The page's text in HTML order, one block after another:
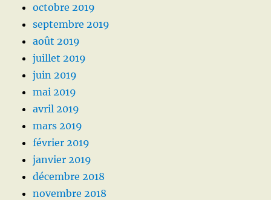
octobre 2019
septembre 2019
août 2019
juillet 2019
juin 2019
mai 2019
avril 2019
mars 2019
février 2019
janvier 2019
décembre 2018
novembre 2018